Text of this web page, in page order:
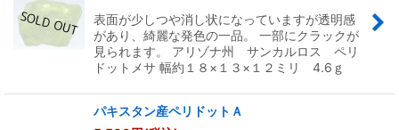
表面が少しつや消し状になっていますが透明感
があり、綺麗な発色の一品。 一部にクラックが
見られます。 アリゾナ州 サンカルロス ペリ
ドットメサ 幅約１８×１３×１２ミリ 4.6ｇ
パキスタン産ペリドットＡ